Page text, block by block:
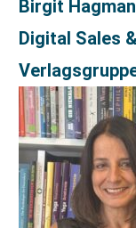
Birgit
Digital Sales